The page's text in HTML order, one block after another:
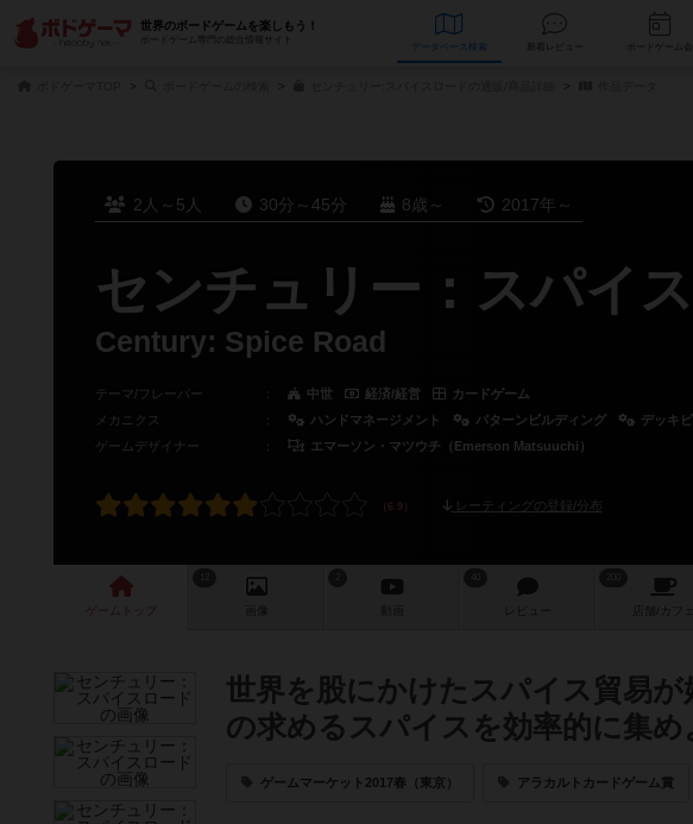
世界のボードゲームを楽しもう！
ボードゲーム専門の総合情報サイト
データベース
2人～5人 30分～45分 8歳～ 2017年～
センチュリー：スパイ
Century: Spice Road
テーマ/フレーバー ： 中世 経済/経営
カードゲーム
メカニクス
： ハンドマネージメント パターンビルディング デッキ
ゲームデザイナー
： エマーソン・マツウチ（Emerson Matsuuchi）
レーティングの登録/分布
ゲーム 画像 レビュー 店舗/ カフェ
世界を股にかけたスパイス貿易
の求めるスパイスを効率的に集め
ゲームマーケット2017春（東京） アラカルトカードゲーム賞